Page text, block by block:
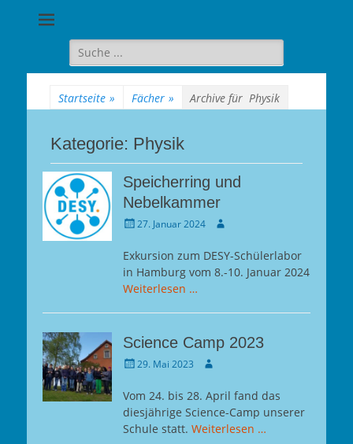
Berlin-
Wilmersdorf
Suche
für:
Startseite » Fächer » Archive für Physik
Kategorie: Physik
Speicherring und
Nebelkammer
Gepostet
27. Januar 2024 Autor
Exkursion zum DESY-Schülerlabor
in Hamburg vom 8.-10. Januar 2024
Weiterlesen …
Science Camp 2023
Gepostet
29. Mai 2023 Autor
Vom 24. bis 28. April fand das
diesjährige Science-Camp unserer
Schule statt. Weiterlesen …